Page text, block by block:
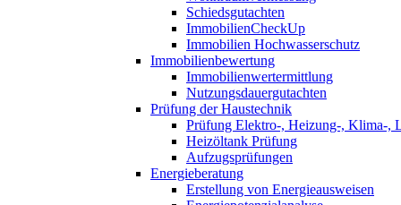
Schiedsgutachten
ImmobilienCheckUp
Immobilien Hochwasserschutz
Immobilienbewertung
Immobilienwertermittlung
Nutzungsdauergutachten
Prüfung der Haustechnik
Prüfung Elektro-, Heizung-, Klima-,
Heizöltank Prüfung
Aufzugsprüfungen
Energieberatung
Erstellung von Energieausweisen